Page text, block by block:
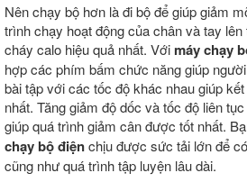
Nên chạy bộ hơn là đi bộ để giúp giảm
trình chạy hoạt động của chân và tay
cháy calo hiệu quả nhất. Với máy chạy
hợp các phím bấm chức năng giúp
bài tập với các tốc độ khác nhau giúp
nhất. Tăng giảm độ dốc và tốc độ liên
giúp quá trình giảm cân được tốt nhất.
chạy bộ điệnchịu được sức tải lớn để
cũng như quá trình tập luyện lâu dài.